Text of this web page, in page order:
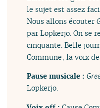
le sujet est assez
Nous allons écouter
par Lopkerjo. On se
cinquante. Belle
Commune, la voix
Pause musicale :
Lopkerjo.